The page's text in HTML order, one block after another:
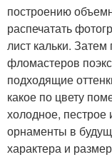
построению
распечатать
лист кальки.
фломастеров
подходящие
какое по цвету
холодное,
орнаменты в
характера и